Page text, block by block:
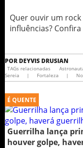
Quer ouvir um
influências?
POR DEYVIS DRUSIAN
TAGs relacionadas
Sereia
| Fortaleza |
É QUENTE
Guerrilha lança
houver golpe,